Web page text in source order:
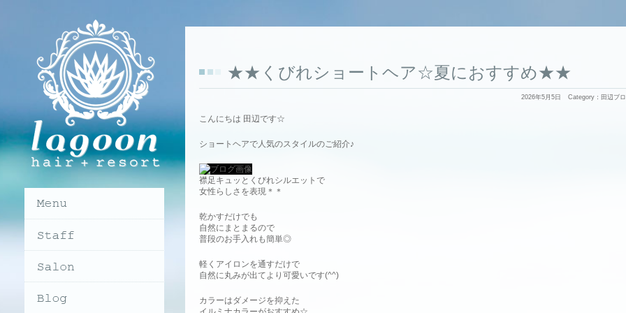
★★くびれショートヘア☆夏におすすめ★★
2026年5月5日 Category： 田辺ブ
こんにちは 田辺です☆
ショートヘアで人気のスタイルのご紹介♪
襟足キュッとくびれシルエットで
女性らしさを表現＊＊
乾かすだけでも
自然にまとまるので
普段のお手入れも簡単◎
軽くアイロンを通すだけで
自然に丸みが出てより可愛いです(^^)
カラーはダメージを抑えた